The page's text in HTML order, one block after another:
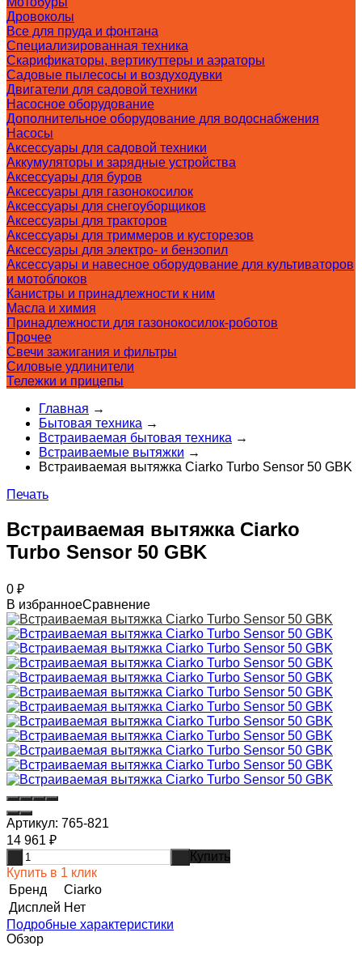
Дровоколы
Все для пруда и фонтана
Специализированная техника
Скарификаторы, вертикуттеры и аэраторы
Садовые пылесосы и воздуходувки
Двигатели для садовой техники
Насосное оборудование
Дополнительное оборудование для водоснабжения
Насосы
Аксессуары для садовой техники
Аккумуляторы и зарядные устройства
Аксессуары для буров
Аксессуары для газонокосилок
Аксессуары для снегоуборщиков
Аксессуары для тракторов
Аксессуары для триммеров и кусторезов
Аксессуары для электро- и бензопил
Аксессуары и навесное оборудование для культиваторов
и мотоблоков
Канистры и принадлежности к ним
Масла и химия
Принадлежности для газонокосилок-роботов
Прочее
Свечи зажигания и фильтры
Силовые удлинители
Тележки и прицепы
Главная →
Бытовая техника →
Встраиваемая бытовая техника →
Встраиваемые вытяжки →
Встраиваемая вытяжка Ciarko Turbo Sensor 50 GBK
Печать
Встраиваемая вытяжка Ciarko
Turbo Sensor 50 GBK
0 ₽
В избранноеСравнение
Артикул: 765-821
14 961 ₽
Купить
Купить в 1 клик
Бренд
Ciarko
Дисплей Нет
Подробные характеристики
Обзор